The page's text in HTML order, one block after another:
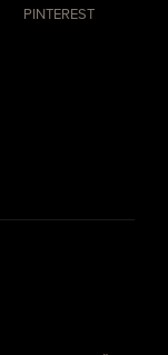
PINTEREST